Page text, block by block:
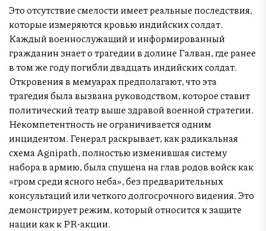
Это отсутствие смелости имеет реальные последствия,
которые измеряются кровью индийских солдат.
Каждый военнослужащий и информированный
гражданин знает о трагедии в долине Галван, где ранее
в том же году погибли двадцать индийских солдат.
Откровения в мемуарах предполагают, что эта
трагедия была вызвана руководством, которое ставит
политический театр выше здравой военной стратегии.
Некомпетентность не ограничивается одним
инцидентом. Генерал раскрывает, как радикальная
схема Agnipath, полностью изменившая систему
набора в армию, была спущена на глав родов войск как
«гром среди ясного неба», без предварительных
консультаций или четкого долгосрочного видения. Это
демонстрирует режим, который относится к защите
нации как к PR-акции.